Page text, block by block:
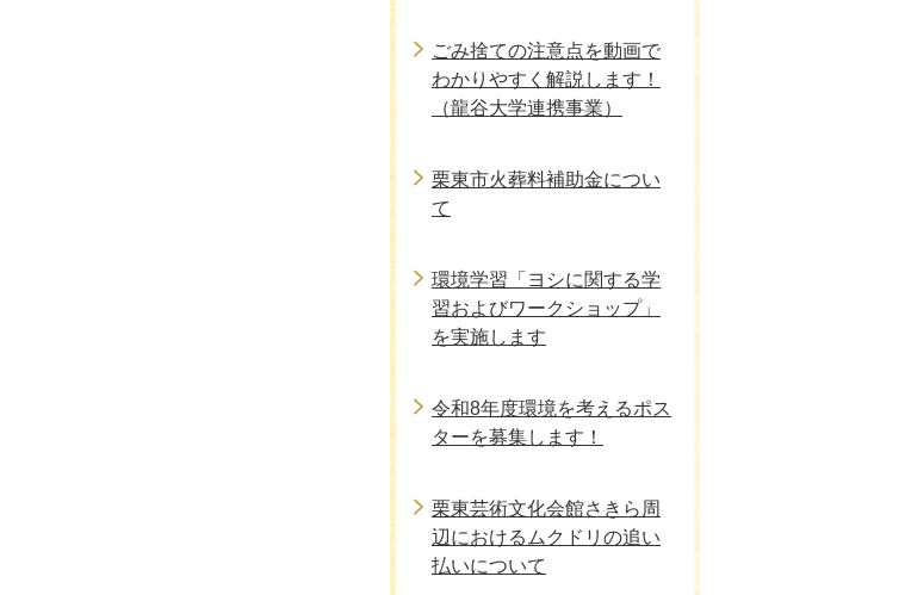
ごみ捨ての注意点を動画で
わかりやすく解説します！
（龍谷大学連携事業）
栗東市火葬料補助金につい
て
環境学習「ヨシに関する学
習およびワークショップ」
を実施します
令和8年度環境を考えるポス
ターを募集します！
栗東芸術文化会館さきら周
辺におけるムクドリの追い
払いについて